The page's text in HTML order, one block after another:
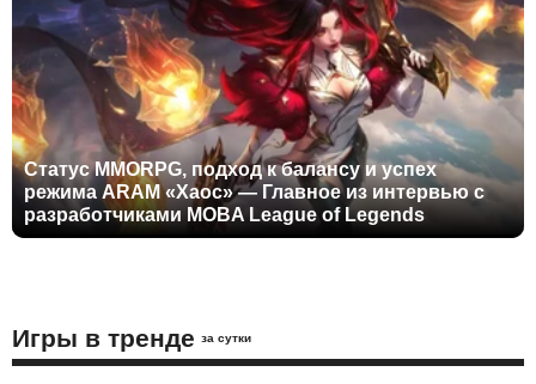
Статус MMORPG, подход к балансу и успех
режима ARAM «Хаос» — Главное из интервью с
разработчиками MOBA League of Legends
Игры в тренде за сутки